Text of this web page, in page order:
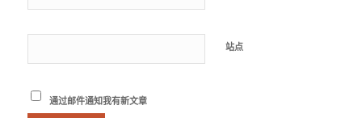
站点
通过邮件通知我有新文章